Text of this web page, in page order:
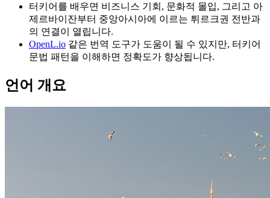
터키어를 배우면 비즈니스 기회, 문화적 몰입, 그리고 아
제르바이잔부터 중앙아시아에 이르는 튀르크권 전반과
의 연결이 열립니다.
OpenL.io 같은 번역 도구가 도움이 될 수 있지만, 터키어
문법 패턴을 이해하면 정확도가 향상됩니다.
언어 개요